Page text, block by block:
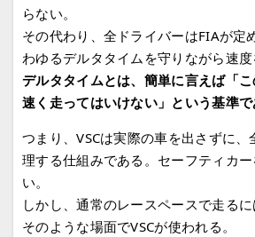
らない。
その代わり、全ドライバーはFIAが定
わゆるデルタタイムを守りながら速度
デルタタイムとは、簡単に言えば「
速く走ってはいけない」という基準で
つまり、VSCは実際の車を出さずに
理する仕組みである。 セーフティカ
い。
しかし、通常のレースペースで走るに
そのような場面でVSCが使われる。